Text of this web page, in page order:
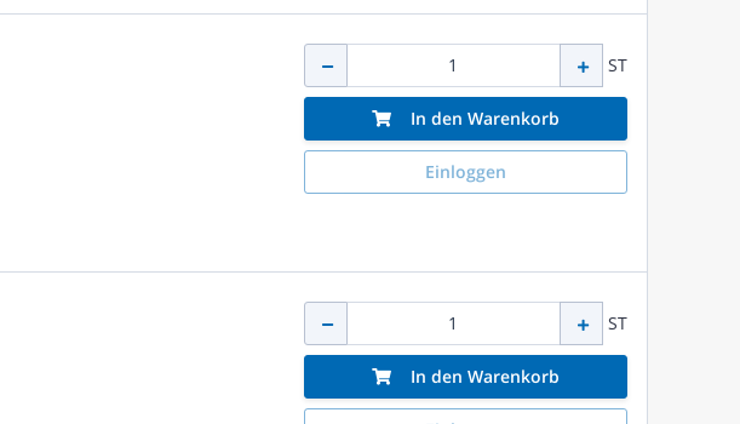
ST
In den Warenkorb
Einloggen
ST
In den Warenkorb